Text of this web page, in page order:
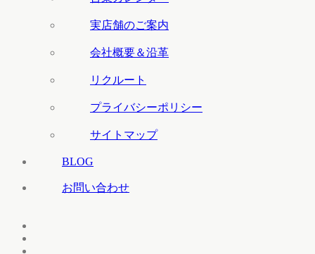
実店舗のご案内
会社概要＆沿革
リクルート
プライバシーポリシー
サイトマップ
BLOG
お問い合わせ